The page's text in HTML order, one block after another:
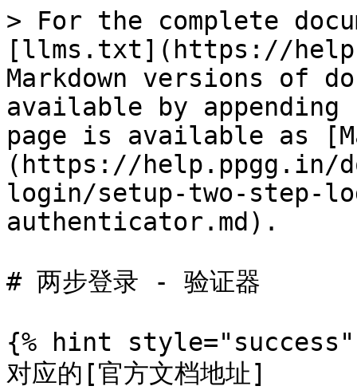
> For the complete
[llms.txt](https://
Markdown versions of
available by
page is available as
(https://help.ppgg.in/
login/setup-two-step-
authenticator.md).
# 两步登录 - 验证器
{% hint style="success"
对应的[官方文档地址]